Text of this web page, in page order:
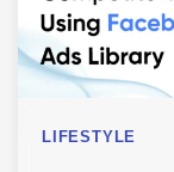
LIFESTYLE